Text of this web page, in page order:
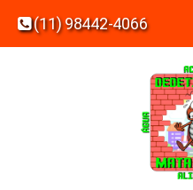
(11) 98442-4066